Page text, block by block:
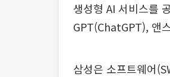
생성형 AI 서비스를
GPT(ChatGPT), 앤
삼성은 소프트웨어